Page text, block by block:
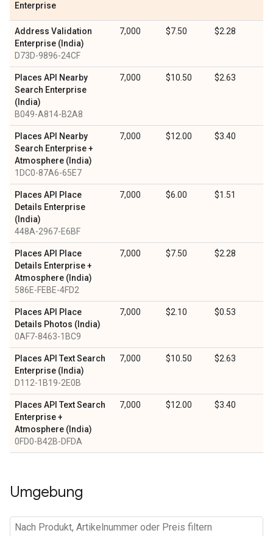
Enterprise
Address Validation
Enterprise (India)
D73D-9896-24CF
7,000 $7.50 $2.28
Places API Nearby
Search Enterprise
(India)
B049-A814-B2A8
7,000 $10.50 $2.63
Places API Nearby
Search Enterprise +
Atmosphere (India)
1DC0-87A6-65E7
7,000 $12.00 $3.40
Places API Place
Details Enterprise
(India)
448A-2967-E6BF
7,000 $6.00 $1.51
Places API Place
Details Enterprise +
Atmosphere (India)
586E-FEBE-4FD2
7,000 $7.50 $2.28
Places API Place
Details Photos (India)
0AF7-8463-1BC9
7,000 $2.10 $0.53
Places API Text Search
Enterprise (India)
D112-1B19-2E0B
7,000 $10.50 $2.63
Places API Text Search
Enterprise +
Atmosphere (India)
0FD0-B42B-DFDA
7,000 $12.00 $3.40
Umgebung